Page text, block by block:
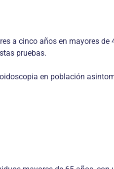
a cinco años en mayores
pruebas.
en población